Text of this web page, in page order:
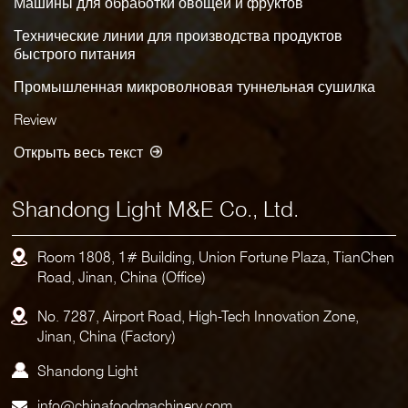
Машины для обработки овощей и фруктов
Технические линии для производства продуктов
быстрого питания
Промышленная микроволновая туннельная сушилка
Review
Открыть весь текст
Shandong Light M&E Co., Ltd.
Room 1808, 1# Building, Union Fortune Plaza, TianChen
Road, Jinan, China (Office)
No. 7287, Airport Road, High-Tech Innovation Zone,
Jinan, China (Factory)
Shandong Light